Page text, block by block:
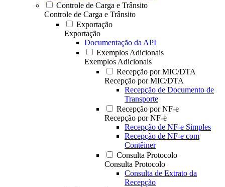
Controle de Carga e Trânsito
Controle de Carga e Trânsito
Exportação
Exportação
Documentação da API
Exemplos Adicionais
Exemplos Adicionais
Recepção por MIC/DTA
Recepção por MIC/DTA
Recepção de Documento de
Transporte
Recepção por NF-e
Recepção por NF-e
Recepção de NF-e Simples
Recepção de NF-e com
Contêiner
Consulta Protocolo
Consulta Protocolo
Consulta de Extrato da
Recepção